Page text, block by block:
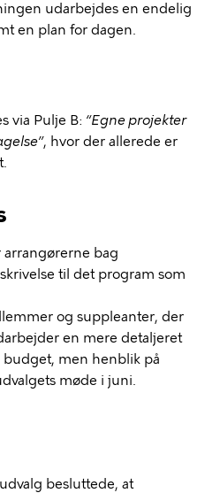
udarbejdes en endelig
en plan for dagen.
via Pulje B: “Egne projekter
, hvor der allerede er
bag
til det program som
og suppleanter, der
en mere detaljeret
budget, men henblik på
møde i juni.
besluttede, at